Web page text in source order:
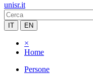
unisr.it
IT EN
×
Home
Persone